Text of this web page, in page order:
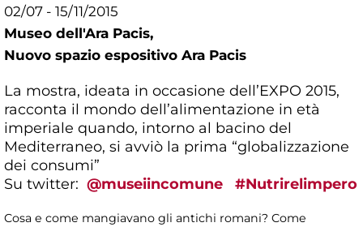
02/07 - 15/11/2015
Museo dell'Ara Pacis,
Nuovo spazio espositivo Ara Pacis
La mostra, ideata in occasione dell’EXPO 2015,
racconta il mondo dell’alimentazione in età
imperiale quando, intorno al bacino del
Mediterraneo, si avviò la prima “globalizzazione
dei consumi”
Su twitter: @museiincomune #Nutrirelimpero
Cosa e come mangiavano gli antichi romani? Come